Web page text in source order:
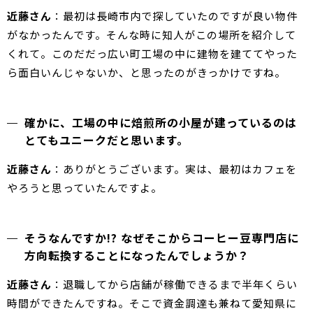
近藤さん ：最初は長崎市内で探していたのですが良い物件
がなかったんです。そんな時に知人がこの場所を紹介して
くれて。このだだっ広い町工場の中に建物を建ててやった
ら面白いんじゃないか、と思ったのがきっかけですね。
確かに、工場の中に焙煎所の小屋が建っているのは
とてもユニークだと思います。
近藤さん ：ありがとうございます。実は、最初はカフェを
やろうと思っていたんですよ。
そうなんですか!? なぜそこからコーヒー豆専門店に
方向転換することになったんでしょうか？
近藤さん ：退職してから店舗が稼働できるまで半年くらい
時間ができたんですね。そこで資金調達も兼ねて愛知県に